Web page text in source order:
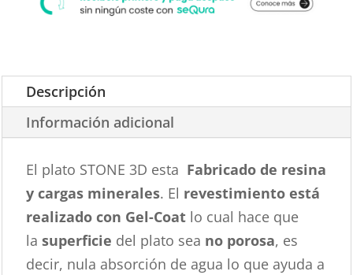
Descripción
Información adicional
El plato STONE 3D esta Fabricado de resina
y cargas minerales. El revestimiento está
realizado con Gel-Coat lo cual hace que
lasuperficie del plato sea no porosa, es
decir, nula absorción de agua lo que ayuda a